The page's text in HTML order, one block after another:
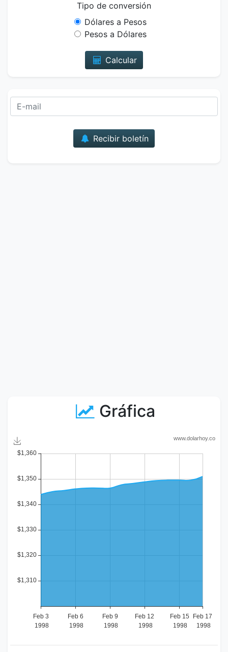
Tipo de conversión
Dólares a Pesos
Pesos a Dólares
Calcular
Recibir boletín
Gráfica